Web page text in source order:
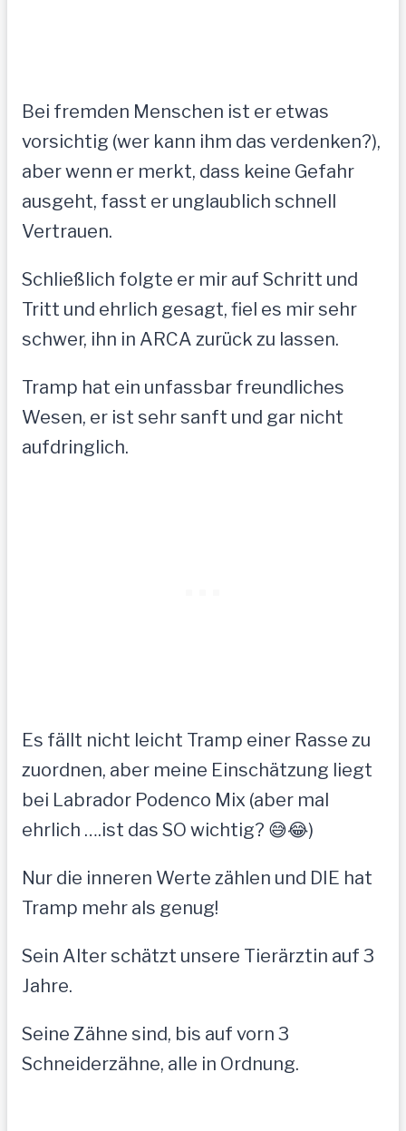
Bei fremden Menschen ist er etwas
vorsichtig (wer kann ihm das verdenken?),
aber wenn er merkt, dass keine Gefahr
ausgeht, fasst er unglaublich schnell
Vertrauen.
Schließlich folgte er mir auf Schritt und
Tritt und ehrlich gesagt, fiel es mir sehr
schwer, ihn in ARCA zurück zu lassen.
Tramp hat ein unfassbar freundliches
Wesen, er ist sehr sanft und gar nicht
aufdringlich.
Es fällt nicht leicht Tramp einer Rasse zu
zuordnen, aber meine Einschätzung liegt
bei Labrador Podenco Mix (aber mal
ehrlich ….ist das SO wichtig? 😅😂)
Nur die inneren Werte zählen und DIE hat
Tramp mehr als genug!
Sein Alter schätzt unsere Tierärztin auf 3
Jahre.
Seine Zähne sind, bis auf vorn 3
Schneiderzähne, alle in Ordnung.